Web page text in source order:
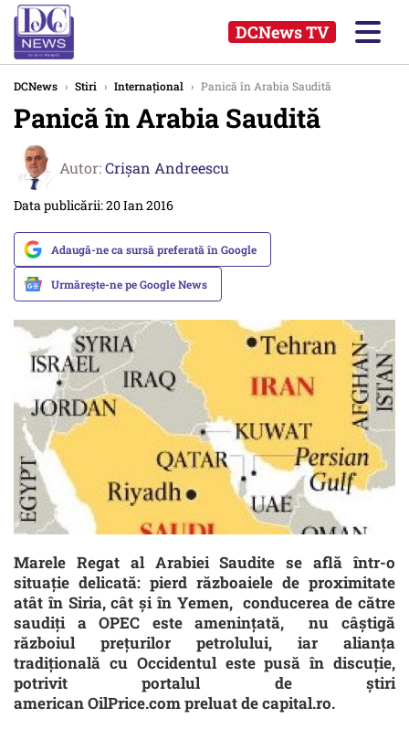
DCNews TV
DCNews › Stiri › Internațional › Panică în Arabia Saudită
Panică în Arabia Saudită
Autor:Crişan Andreescu
Data publicării: 20 Ian 2016
Adaugă-ne ca sursă preferată în Google
Urmărește-ne pe Google News
Marele Regat al Arabiei Saudite se află într-o
situație delicată: pierd războaiele de proximitate
atât în Siria, cât şi în Yemen, conducerea de către
saudiţi a OPEC este amenințată, nu câștigă
războiul prețurilor petrolului, iar alianța
tradiţională cu Occidentul este pusă în discuţie,
potrivit portalul de ştiri
american OilPrice.com preluat de capital.ro.